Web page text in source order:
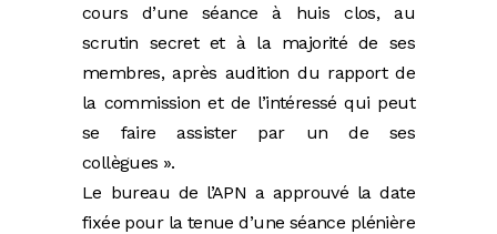
cours d’une séance à huis clos, au
scrutin secret et à la majorité de ses
membres, après audition du rapport de
la commission et de l’intéressé qui peut
se faire assister par un de ses
collègues ».
Le bureau de l’APN a approuvé la date
fixée pour la tenue d’une séance plénière